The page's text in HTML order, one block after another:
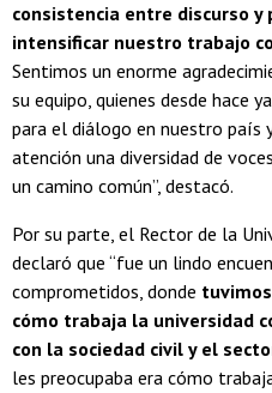
consistencia entre discurso y
intensificar nuestro trabajo
Sentimos un enorme
su equipo, quienes desde hace
para el diálogo en nuestro país
atención una diversidad de
un camino común”, destacó.
Por su parte, el Rector de la
declaró que “fue un lindo
comprometidos, donde
cómo trabaja la universidad
con la sociedad civil y el
les preocupaba era cómo